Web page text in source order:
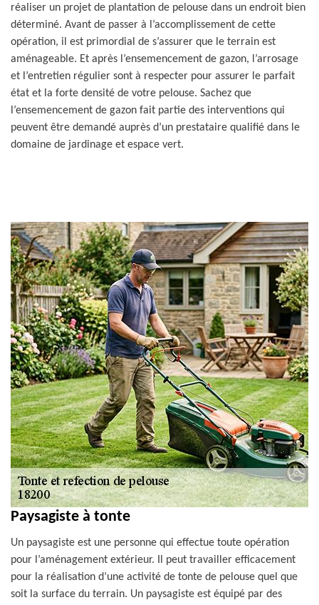
réaliser un projet de plantation de pelouse dans un endroit bien
déterminé. Avant de passer à l’accomplissement de cette
opération, il est primordial de s’assurer que le terrain est
aménageable. Et après l’ensemencement de gazon, l’arrosage
et l’entretien régulier sont à respecter pour assurer le parfait
état et la forte densité de votre pelouse. Sachez que
l’ensemencement de gazon fait partie des interventions qui
peuvent être demandé auprès d’un prestataire qualifié dans le
domaine de jardinage et espace vert.
Paysagiste à tonte
Un paysagiste est une personne qui effectue toute opération
pour l’aménagement extérieur. Il peut travailler efficacement
pour la réalisation d’une activité de tonte de pelouse quel que
soit la surface du terrain. Un paysagiste est équipé par des